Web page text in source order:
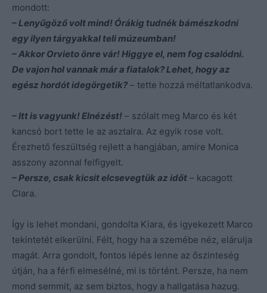
mondott:
– Lenyűgöző volt mind! Órákig tudnék bámészkodni
egy ilyen tárgyakkal teli múzeumban!
– Akkor Orvieto önre vár! Higgye el, nem fog csalódni.
De vajon hol vannak már a fiatalok? Lehet, hogy az
egész hordót idegörgetik? – tette hozzá méltatlankodva.
– Itt is vagyunk! Elnézést! – szólalt meg Marco és két
kancsó bort tette le az asztalra. Az egyik rose volt.
Érezhető feszültség rejlett a hangjában, amire Monica
asszony azonnal felfigyelt.
– Persze, csak kicsit elcsevegtük az időt – kacagott
Clara.
Így is lehet mondani, gondolta Kiara, és igyekezett Marco
tekintetét elkerülni. Félt, hogy ha a szemébe néz, elárulja
magát. Arra gondolt, fontos lépés lenne az őszinteség
útján, ha a férfi elmesélné, mi is történt. Persze, ha nem
mond semmit, az sem biztos, hogy a hallgatása hazug.